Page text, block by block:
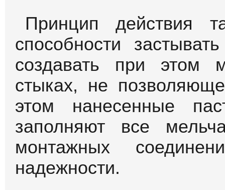
Принцип действия
способности
создавать при этом
стыках, не
этом нанесенные
заполняют все
монтажных
надежности.